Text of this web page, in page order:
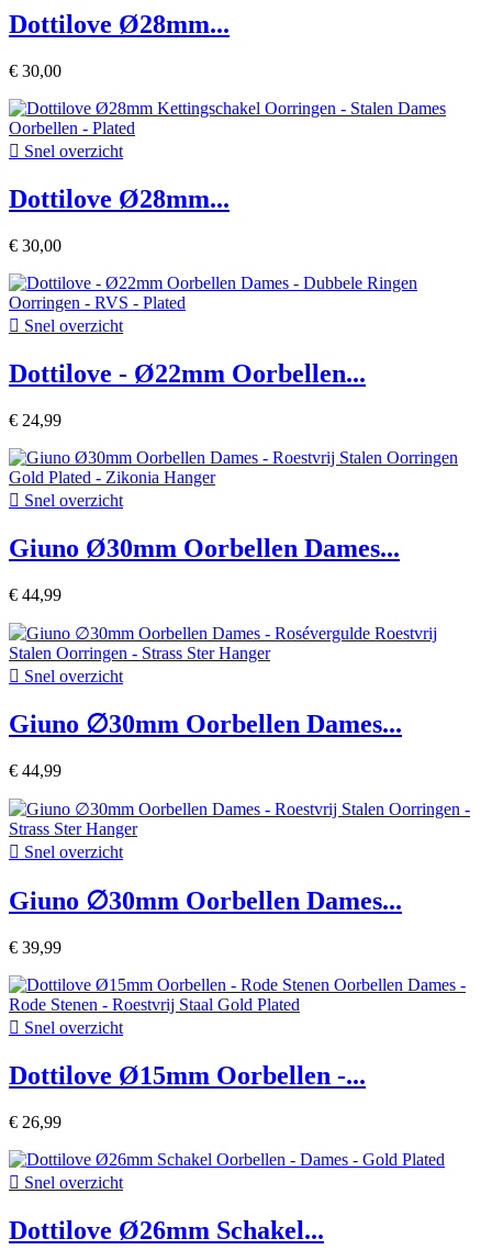
Dottilove Ø28mm...
€ 30,00
 Snel overzicht
Dottilove Ø28mm...
€ 30,00
 Snel overzicht
Dottilove - Ø22mm Oorbellen...
€ 24,99
 Snel overzicht
Giuno Ø30mm Oorbellen Dames...
€ 44,99
 Snel overzicht
Giuno ∅30mm Oorbellen Dames...
€ 44,99
 Snel overzicht
Giuno ∅30mm Oorbellen Dames...
€ 39,99
 Snel overzicht
Dottilove Ø15mm Oorbellen -...
€ 26,99
 Snel overzicht
Dottilove Ø26mm Schakel...